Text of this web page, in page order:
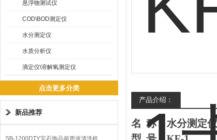
悬浮物测试仪
COD\BOD测定仪
水分测定仪
水质分析仪
滴定仪\溶解氧测定仪
点击更多分类
新品推荐
SB-1200DTY宝石饰品超声波清洗机
产品介绍：
名 称： 水分测定仪